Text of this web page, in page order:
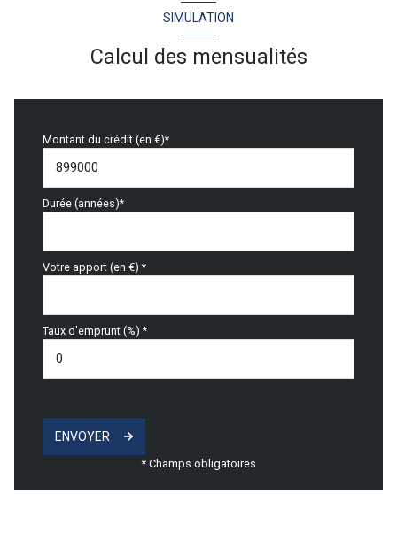
SIMULATION
Calcul des mensualités
Montant du crédit (en €)*
Durée (années)*
Votre apport (en €) *
Taux d'emprunt (%) *
ENVOYER
* Champs obligatoires